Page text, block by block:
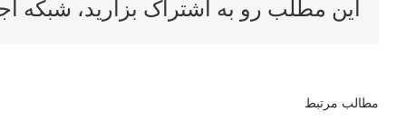
این مطلب رو به اشتراک بزارید، شبکه
مطالب مرتبط